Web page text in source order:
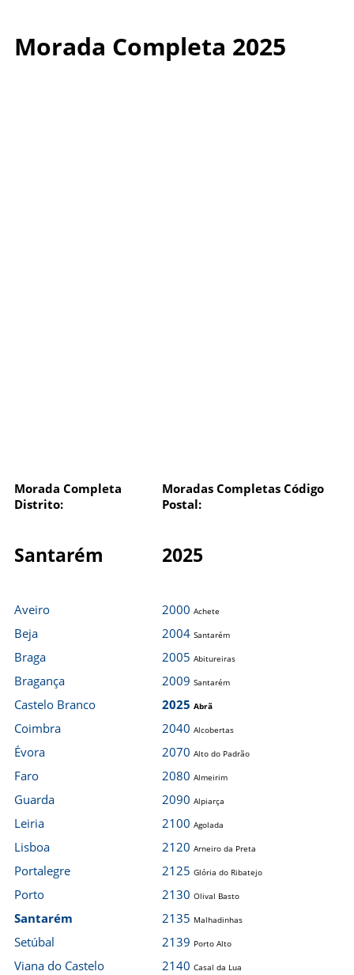
Morada Completa 2025
Morada Completa
Distrito:
Moradas Completas Código
Postal:
Santarém 2025
Aveiro
Beja
Braga
Bragança
Castelo Branco
Coimbra
Évora
Faro
Guarda
Leiria
Lisboa
Portalegre
Porto
Santarém
Setúbal
Viana do Castelo
2000 Achete
2004 Santarém
2005 Abitureiras
2009 Santarém
2025 Abrã
2040 Alcobertas
2070 Alto do Padrão
2080 Almeirim
2090 Alpiarça
2100 Agolada
2120 Arneiro da Preta
2125 Glória do Ribatejo
2130 Olival Basto
2135 Malhadinhas
2139 Porto Alto
2140 Casal da Lua